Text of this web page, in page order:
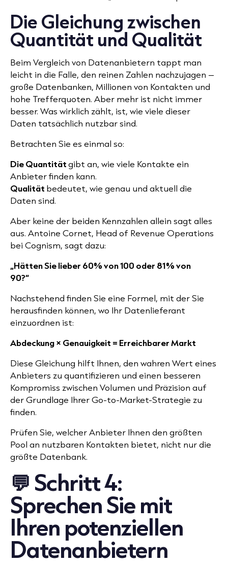
Die Gleichung zwischen
Quantität und Qualität
Beim Vergleich von Datenanbietern tappt man
leicht in die Falle, den reinen Zahlen nachzujagen –
große Datenbanken, Millionen von Kontakten und
hohe Trefferquoten. Aber mehr ist nicht immer
besser. Was wirklich zählt, ist, wie viele dieser
Daten tatsächlich nutzbar sind.
Betrachten Sie es einmal so:
Die Quantitätgibt an, wie viele Kontakte ein
Anbieter finden kann.
Qualität bedeutet, wie genau und aktuell die
Daten sind.
Aber keine der beiden Kennzahlen allein sagt alles
aus. Antoine Cornet, Head of Revenue Operations
bei Cognism, sagt dazu:
„Hätten Sie lieber 60% von 100 oder 81% von
90?“
Nachstehend finden Sie eine Formel, mit der Sie
herausfinden können, wo Ihr Datenlieferant
einzuordnen ist:
Abdeckung × Genauigkeit = Erreichbarer Markt
Diese Gleichung hilft Ihnen, den wahren Wert eines
Anbieters zu quantifizieren und einen besseren
Kompromiss zwischen Volumen und Präzision auf
der Grundlage Ihrer Go-to-Market-Strategie zu
finden.
Prüfen Sie, welcher Anbieter Ihnen den größten
Pool an nutzbaren Kontakten bietet, nicht nur die
größte Datenbank.
💬 Schritt 4:
Sprechen Sie mit
Ihren potenziellen
Datenanbietern